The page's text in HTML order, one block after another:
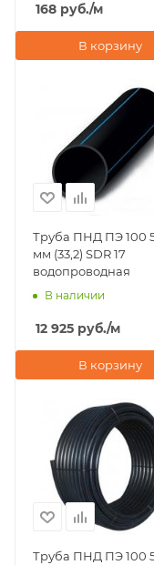
168 руб./м
В корзину
Труба ПНД ПЭ 100
мм (33,2) SDR 17
водопроводная
В наличии
12 925 руб./м
В корзину
Труба ПНД ПЭ 100